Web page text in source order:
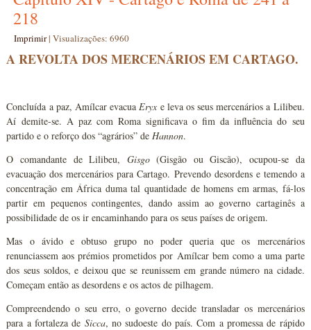
218
Imprimir|Visualizações: 6960
A REVOLTA DOS MERCENÁRIOS EM CARTAGO.
Concluída a paz, Amílcar evacuaEryx e leva os seus mercenários a Lilibeu.
Aí demite-se. A paz com Roma significava o fim da influência do seu
partido e o reforço dos “agrários” deHannon.
O comandante de Lilibeu, Gisgo(Gisgão ou Giscão), ocupou-se da
evacuação dos mercenários para Cartago. Prevendo desordens e temendo a
concentração em África duma tal quantidade de homens em armas, fá-los
partir em pequenos contingentes, dando assim ao governo cartaginês a
possibilidade de os ir encaminhando para os seus países de origem.
Mas o ávido e obtuso grupo no poder queria que os mercenários
renunciassem aos prémios prometidos por Amílcar bem como a uma parte
dos seus soldos, e deixou que se reunissem em grande número na cidade.
Começam então as desordens e os actos de pilhagem.
Compreendendo o seu erro, o governo decide transladar os mercenários
para a fortaleza de Sicca, no sudoeste do país. Com a promessa de rápido